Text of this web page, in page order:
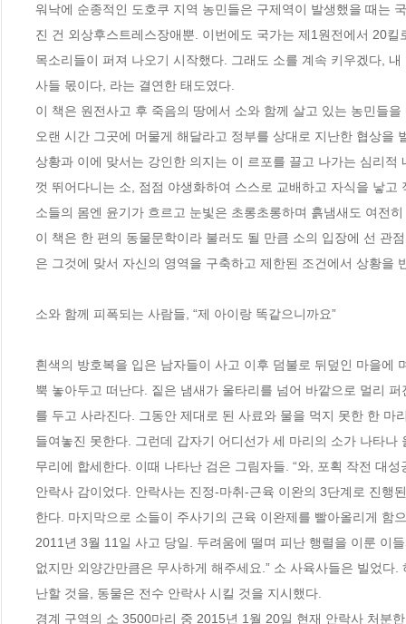
워낙에 순종적인 도호쿠 지역 농민들은 구제역이 발생했을 때는
진 건 외상후스트레스장애뿐. 이번에도 국가는 제1원전에서 20
목소리들이 퍼져 나오기 시작했다. 그래도 소를 계속 키우겠다,
사들 몫이다, 라는 결연한 태도였다.
이 책은 원전사고 후 죽음의 땅에서 소와 함께 살고 있는 농민들
오랜 시간 그곳에 머물게 해달라고 정부를 상대로 지난한 협상
상황과 이에 맞서는 강인한 의지는 이 르포를 끌고 나가는 심리
껏 뛰어다니는 소, 점점 야생화하여 스스로 교배하고 자식을 낳
소들의 몸엔 윤기가 흐르고 눈빛은 초롱초롱하며 흙냄새도 여전
이 책은 한 편의 동물문학이라 불러도 될 만큼 소의 입장에 선 관
은 그것에 맞서 자신의 영역을 구축하고 제한된 조건에서 상황
소와 함께 피폭되는 사람들, “제 아이랑 똑같으니까요”
흰색의 방호복을 입은 남자들이 사고 이후 덤불로 뒤덮인 마을에
뿍 놓아두고 떠난다. 짙은 냄새가 울타리를 넘어 바깥으로 멀리
를 두고 사라진다. 그동안 제대로 된 사료와 물을 먹지 못한 한
들여놓진 못한다. 그런데 갑자기 어디선가 세 마리의 소가 나타
무리에 합세한다. 이때 나타난 검은 그림자들. “와, 포획 작전 대
안락사 감이었다. 안락사는 진정-마취-근육 이완의 3단계로 진행
한다. 마지막으로 소들이 주사기의 근육 이완제를 빨아올리게
2011년 3월 11일 사고 당일. 두려움에 떨며 피난 행렬을 이룬 이
없지만 외양간만큼은 무사하게 해주세요.” 소 사육사들은 빌었
난할 것을, 동물은 전수 안락사 시킬 것을 지시했다.
경계 구역의 소 3500마리 중 2015년 1월 20일 현재 안락사 처분